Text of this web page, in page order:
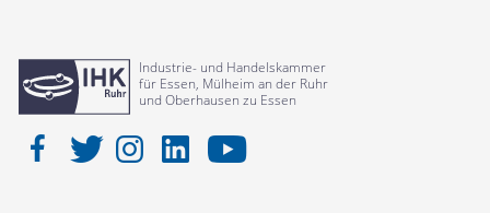
Industrie- und Handelskammer
für Essen, Mülheim an der Ruhr
und Oberhausen zu Essen